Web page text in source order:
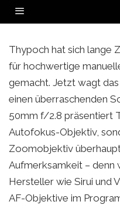
Kompaktheit und Preis – dafür sind
Thypoch hat sich lange
für hochwertige
gemacht. Jetzt wagt
einen überraschenden
50mm f/2.8 präsentiert
Autofokus-Objektiv,
Zoomobjektiv
Aufmerksamkeit – denn
Hersteller wie Sirui und
AF-Objektive im